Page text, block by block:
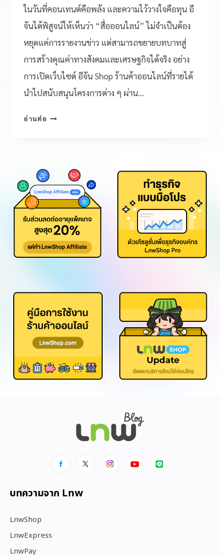
ในวันที่คอนเทนต์คือพลัง และความไว้วางใจคือทุน อี
จันได้พิสูจน์ให้เห็นว่า “สื่อออนไลน์” ไม่จำเป็นต้อง
หยุดแค่การรายงานข่าว แต่สามารถขยายบทบาทสู่
การสร้างคุณค่าทางสังคมและเศรษฐกิจได้จริง อย่าง
การเปิดเว็บไซต์ อีจัน Shop ร้านค้าออนไลน์ที่รายได้
นำไปสนับสนุนโครงการต่าง ๆ ผ่าน…
อ่านต่อ
บทความจาก Lnw
LnwShop
LnwExpress
LnwPay